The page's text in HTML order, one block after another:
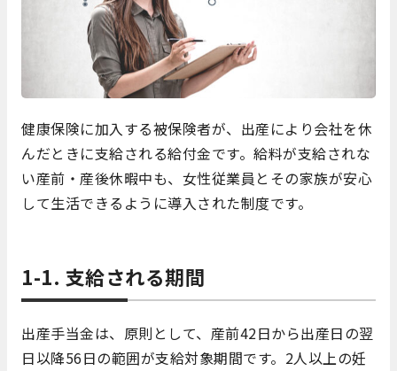
健康保険に加入する被保険者が、出産により会社を休
んだときに支給される給付金です。給料が支給されな
い産前・産後休暇中も、女性従業員とその家族が安心
して生活できるように導入された制度です。
1-1. 支給される期間
出産手当金は、原則として、産前42日から出産日の翌
日以降56日の範囲が支給対象期間です。2人以上の妊